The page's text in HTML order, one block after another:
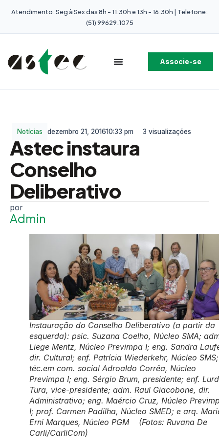
Atendimento: Seg à Sex das 8h - 11:30h e 13h - 16:30h | Telefone:
(51) 99629.1075
Associe-se
Notícias dezembro 21, 201610:33 pm 3 visualizações
Astec instaura
Conselho
Deliberativo
Admin
Instauração do Conselho Deliberativo (a partir da
esquerda): psic. Suzana Coelho, Núcleo SMA;
Liege Mentz, Núcleo Previmpa I; eng. Sandra
dir. Cultural; enf. Patrícia Wiederkehr, Núcleo SMS;
téc.em com. social Adroaldo Corrêa, Núcleo
Previmpa I; eng. Sérgio Brum, presidente; enf.
Tura, vice-presidente; adm. Raul Giacobone, dir.
Administrativo; eng. Maércio Cruz, Núcleo
I; prof. Carmen Padilha, Núcleo SMED; e arq.
Erni Marques, Núcleo PGM (Fotos: Ruvana De
Carli/CarliCom)